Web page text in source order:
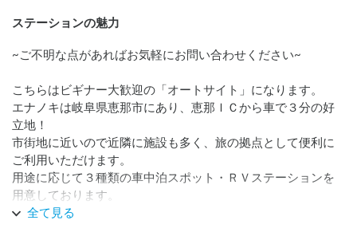
ステーションの魅力
~ご不明な点があればお気軽にお問い合わせください~
こちらはビギナー大歓迎の「オートサイト」になります。
エナノキは岐阜県恵那市にあり、恵那ＩＣから車で３分の好
立地！
市街地に近いので近隣に施設も多く、旅の拠点として便利に
ご利用いただけます。
用途に応じて３種類の車中泊スポット・ＲＶステーションを
用意しております。
全て見る